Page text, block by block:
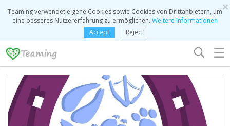
×
Teaming verwendet eigene Cookies sowie Cookies von Drittanbietern, um
eine besseres Nutzererfahrung zu ermöglichen. Weitere Informationen
Accept
Reject
☰